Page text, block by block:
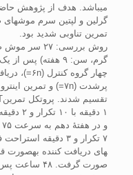
می­باشد. هدف از پژوهش
تمرین تناوبی شدید بود.
گرم، سن: ۹ هفته)
۱ دقیقه
۷ تکرار و ۳ دقیقه
های دریافت کننده به­صورت
صورت گرفت. ۴۸